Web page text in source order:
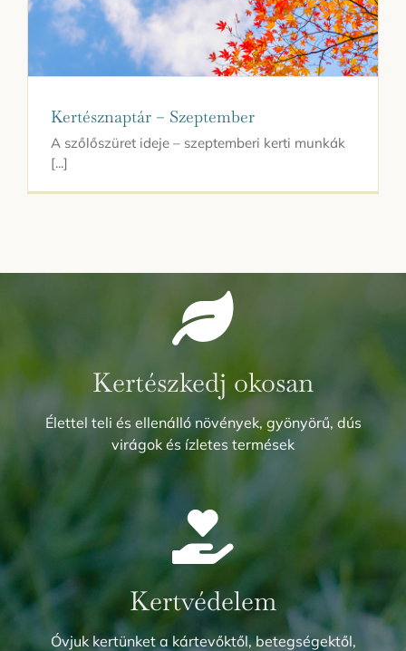
Kertésznaptár – Szeptember
A szőlőszüret ideje – szeptemberi kerti munkák
[...]
Kertészkedj okosan
Élettel teli és ellenálló növények, gyönyörű, dús
virágok és ízletes termések
Kertvédelem
Óvjuk kertünket a kártevőktől, betegségektől,